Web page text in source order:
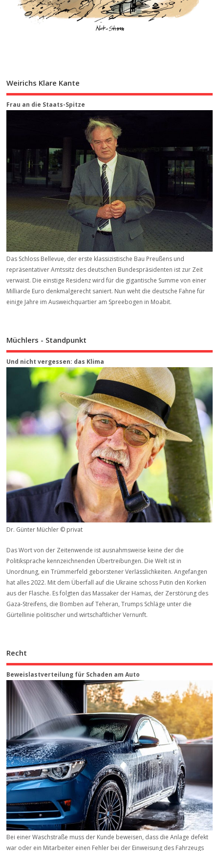
Weirichs Klare Kante
Frau an die Staats-Spitze
Das Schloss Bellevue, der erste klassizistische Bau Preußens und
repräsentativer Amtssitz des deutschen Bundespräsidenten ist zur Zeit
verwaist. Die einstige Residenz wird für die gigantische Summe von einer
Milliarde Euro denkmalgerecht saniert. Nun weht die deutsche Fahne für
einige Jahre im Ausweichquartier am Spreebogen in Moabit.
Müchlers - Standpunkt
Und nicht vergessen: das Klima
Dr. Günter Müchler © privat
Das Wort von der Zeitenwende ist ausnahmsweise keine der die
Politiksprache kennzeichnenden Übertreibungen. Die Welt ist in
Unordnung, ein Trümmerfeld geborstener Verlässlichkeiten. Angefangen
hat alles 2022. Mit dem Überfall auf die Ukraine schoss Putin den Korken
aus der Flasche. Es folgten das Massaker der Hamas, der Zerstörung des
Gaza-Streifens, die Bomben auf Teheran, Trumps Schläge unter die
Gürtellinie politischer und wirtschaftlicher Vernunft.
Recht
Beweis­last­ver­teilung für Schaden am Auto
Bei einer Waschstraße muss der Kunde beweisen, dass die Anlage defekt
war oder ein Mitarbeiter einen Fehler bei der Einweisung des Fahrzeugs